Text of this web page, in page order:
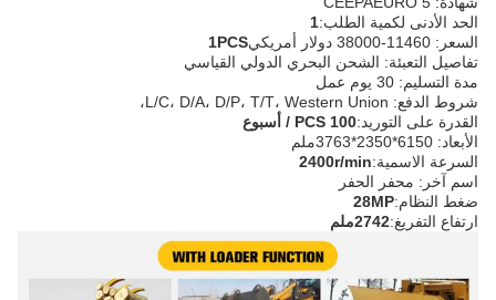
الحد الأدنى لكمية الطلب:1
السعر: 11460-38000 دولار أمريكي
1PCS
تفاصيل التعبئة: الشحن البحري الدولي القياسي
مدة التسليم: 30 يوم عمل
شروط الدفع: L/C، D/A، D/P، T/T، Western Union،
القدرة على التوريد:100 PCS / أسبوع
الأبعاد: 6150*2350*3763ملم
السرعة الاسمية:2400r/min
اسم آخر: محفر الحفر
ضغط النظام:28MP
ارتفاع التفريغ:2742ملم